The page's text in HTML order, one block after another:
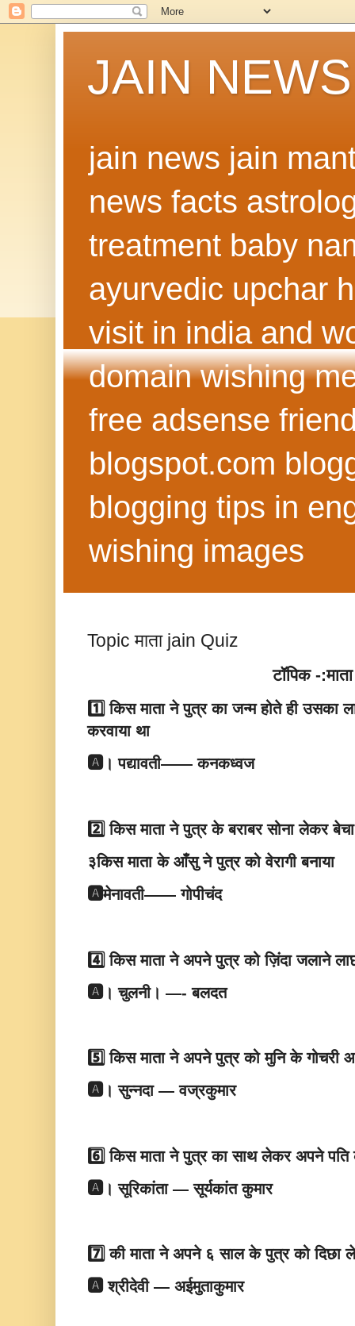
JAIN NEWS
jain news jain
news facts
treatment baby
ayurvedic upchar
visit in india and
domain wishing
free adsense
blogspot.com
blogging tips in
wishing images
Topic माता jain Quiz
टॉपिक -:माता
1️⃣ किस माता ने पुत्र का जन्म होते ही उसका
करवाया था
🅰️। पद्यावती—— कनकध्वज
2️⃣ किस माता ने पुत्र के बराबर सोना लेकर
३किस माता के आँसु ने पुत्र को वेरागी बनाया
🅰️मेनावती—— गोपीचंद
4️⃣ किस माता ने अपने पुत्र को ज़िंदा जलाने
🅰️। चुलनी। —- बलदत
5️⃣ किस माता ने अपने पुत्र को मुनि के गोचरी
🅰️। सुन्नदा — वज्रकुमार
6️⃣ किस माता ने पुत्र का साथ लेकर अपने पति
🅰️। सूरिकांता — सूर्यकांत कुमार
7️⃣ की माता ने अपने ६ साल के पुत्र को दिछा
🅰️ श्रीदेवी — अईमुताकुमार